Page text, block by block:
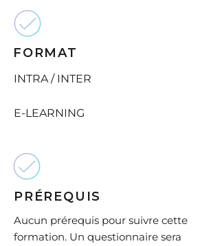
FORMAT
INTRA / INTER
E-LEARNING
PRÉREQUIS
Aucun prérequis pour suivre cette
formation. Un questionnaire sera